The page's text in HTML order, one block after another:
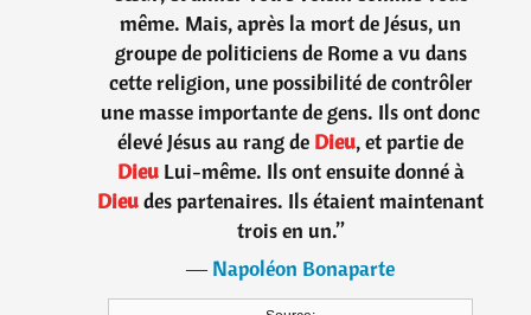
même. Mais, après la mort de Jésus, un
groupe de politiciens de Rome a vu dans
cette religion, une possibilité de contrôler
une masse importante de gens. Ils ont donc
élevé Jésus au rang de Dieu, et partie de
DieuLui-même. Ils ont ensuite donné à
Dieudes partenaires. Ils étaient maintenant
trois en un.”
―Napoléon Bonaparte